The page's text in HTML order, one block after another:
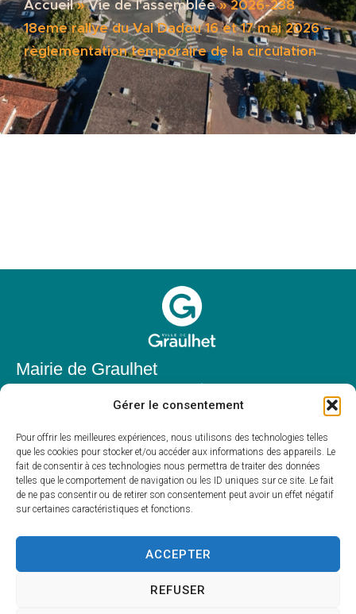
Gérer le consentement
Pour offrir les meilleures expériences, nous utilisons des technologies telles
que les cookies pour stocker et/ou accéder aux informations des appareils. Le
fait de consentir à ces technologies nous permettra de traiter des données
telles que le comportement de navigation ou les ID uniques sur ce site. Le fait
de ne pas consentir ou de retirer son consentement peut avoir un effet négatif
sur certaines caractéristiques et fonctions.
ACCEPTER
REFUSER
Accueil»Vie de l'assemblée»2026-238
18eme rallye du Val Dadou 16 et 17 mai 2026 –
règlementation temporaire de la circulation
Mairie de Graulhet
81300 Graulhet
05 63 42 85 50
mairie@mairie-graulhet.fr
Horaires d'ouverture
Du lundi au vendredi :